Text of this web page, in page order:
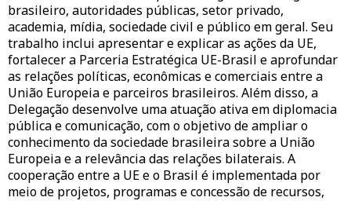
brasileiro, autoridades públicas, setor privado,
academia, mídia, sociedade civil e público em geral. Seu
trabalho inclui apresentar e explicar as ações da UE,
fortalecer a Parceria Estratégica UE-Brasil e aprofundar
as relações políticas, econômicas e comerciais entre a
União Europeia e parceiros brasileiros. Além disso, a
Delegação desenvolve uma atuação ativa em diplomacia
pública e comunicação, com o objetivo de ampliar o
conhecimento da sociedade brasileira sobre a União
Europeia e a relevância das relações bilaterais. A
cooperação entre a UE e o Brasil é implementada por
meio de projetos, programas e concessão de recursos,